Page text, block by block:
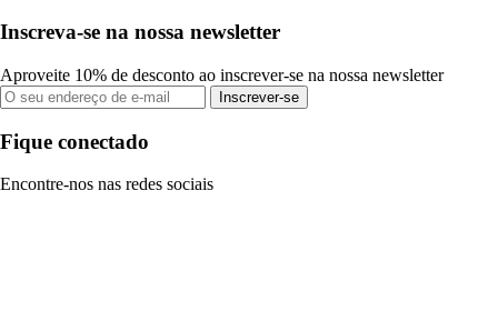
Inscreva-se na nossa newsletter
Aproveite 10% de desconto ao inscrever-se na nossa newsletter
Inscrever-se
Fique conectado
Encontre-nos nas redes sociais